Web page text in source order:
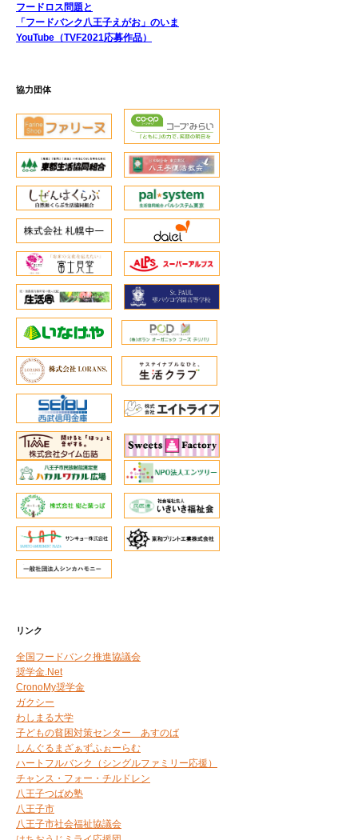
フードロス問題と
「フードバンク八王子えがお」のいま
YouTube（TVF2021応募作品）
協力団体
リンク
全国フードバンク推進協議会
奨学金.Net
CronoMy奨学金
ガクシー
わしまる大学
子どもの貧困対策センター あすのば
しんぐるまざぁずふぉーらむ
ハートフルバンク（シングルファミリー応援）
チャンス・フォー・チルドレン
八王子つばめ塾
八王子市
八王子市社会福祉協議会